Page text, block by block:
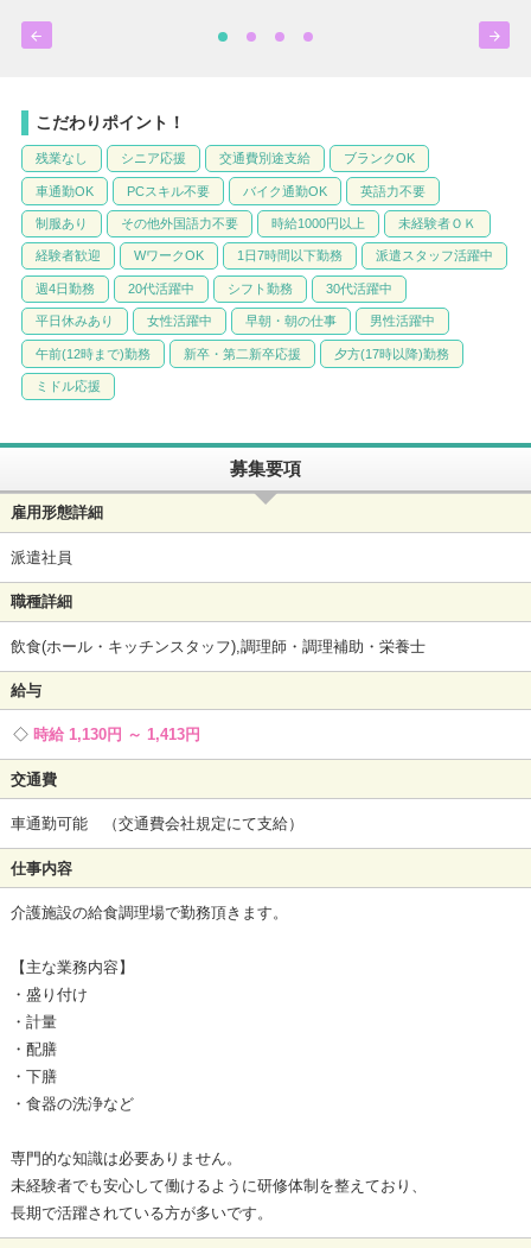
 
こだわりポイント！
残業なし シニア応援 交通費別途支給 ブランクOK
車通勤OK PCスキル不要 バイク通勤OK 英語力不要
制服あり その他外国語力不要 時給1000円以上 未経験者ＯＫ
経験者歓迎 WワークOK 1日7時間以下勤務 派遣スタッフ活躍中
週4日勤務 20代活躍中 シフト勤務 30代活躍中
平日休みあり 女性活躍中 早朝・朝の仕事 男性活躍中
午前(12時まで)勤務 新卒・第二新卒応援 夕方(17時以降)勤務
ミドル応援
募集要項
雇用形態詳細
派遣社員
職種詳細
飲食(ホール・キッチンスタッフ),調理師・調理補助・栄養士
給与
時給 1,130円 ～ 1,413円
交通費
車通勤可能 （交通費会社規定にて支給）
仕事内容
介護施設の給食調理場で勤務頂きます。
【主な業務内容】
・盛り付け
・計量
・配膳
・下膳
・食器の洗浄など
専門的な知識は必要ありません。
未経験者でも安心して働けるように研修体制を整えており、
長期で活躍されている方が多いです。